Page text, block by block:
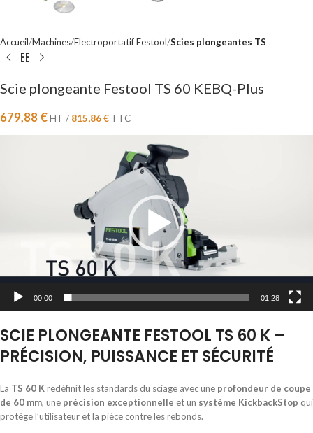
Accueil Machines Electroportatif Festool Scies plongeantes TS
Scie plongeante Festool TS 60 KEBQ-Plus
679,88€HT / 815,86€ TTC
00:00 01:28
SCIE PLONGEANTE FESTOOL TS 60 K –
PRÉCISION, PUISSANCE ET SÉCURITÉ
La TS 60 Kredéfinit les standards du sciage avec une profondeur de coupe
de 60 mm, une précision exceptionnelle et un système KickbackStop qui
protège l’utilisateur et la pièce contre les rebonds.